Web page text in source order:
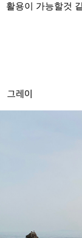
활용이 가능할것
그레이